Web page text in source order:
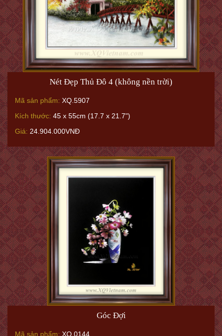
Nét Đẹp Thủ Đô 4 (không nền trời)
Mã sản phẩm: XQ.5907
Kích thước: 45 x 55cm (17.7 x 21.7")
Giá: 24.904.000VNĐ
Góc Đợi
Mã sản phẩm: XQ.0144